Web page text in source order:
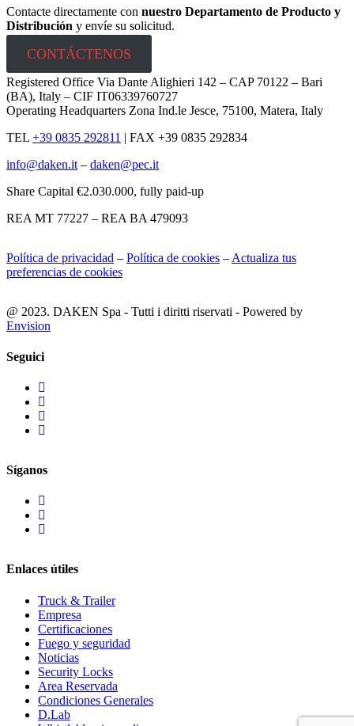
Contacte directamente con nuestro Departamento de Producto y
Distribución y envíe su solicitud.
CONTÁCTENOS
Registered Office Via Dante Alighieri 142 – CAP 70122 – Bari
(BA), Italy – CIF IT06339760727
Operating Headquarters Zona Ind.le Jesce, 75100, Matera, Italy
TEL +39 0835 292811 | FAX +39 0835 292834
info@daken.it – daken@pec.it
Share Capital €2.030.000, fully paid-up
REA MT 77227 – REA BA 479093
Política de privacidad – Política de cookies – Actualiza tus
preferencias de cookies
@ 2023. DAKEN Spa - Tutti i diritti riservati - Powered by
Envision
Seguici
Síganos
Enlaces útiles
Truck & Trailer
Empresa
Certificaciones
Fuego y seguridad
Noticias
Security Locks
Area Reservada
Condiciones Generales
D.Lab